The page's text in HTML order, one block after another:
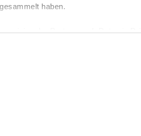
haben.
einige der Partner auch Daten in
dass die Übermittlung Ihrer Daten in